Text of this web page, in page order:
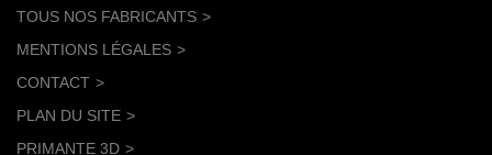
TOUS NOS FABRICANTS
MENTIONS LÉGALES
CONTACT
PLAN DU SITE
PRIMANTE 3D